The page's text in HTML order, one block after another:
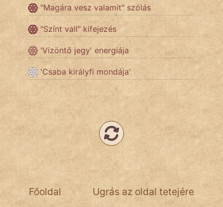
FILM
ÉLETMÓD
MAGYARSÁG
És
TÖRTÉNELEM
"Magára vesz valamit" szólás
"Színt vall" kifejezés
'Vízöntő jegy' energiája
'Csaba királyfi mondája'
Ugrás az oldal tetejére
Főoldal